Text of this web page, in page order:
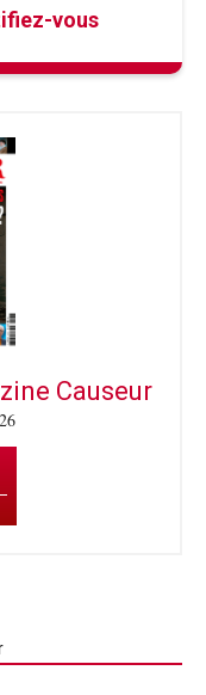
vous
Causeur